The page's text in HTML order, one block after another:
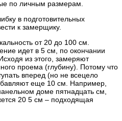
по личным размерам.
в подготовительных
к замерщику.
от 20 до 100 см.
идет в 5 см, по окончании
из этого, замеряют
проема (глубину). Потому что
вперед (но не всецело
еще 10 см. Например,
доме пятнадцать см,
20 5 см – подходящая